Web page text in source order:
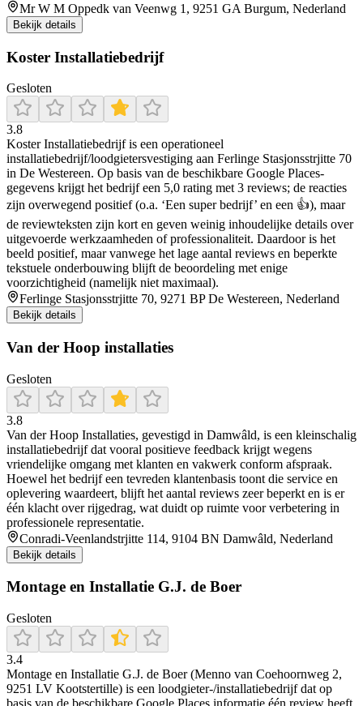
Mr W M Oppedk van Veenwg 1, 9251 GA Burgum, Nederland
Bekijk details
Koster Installatiebedrijf
Gesloten
3.8
Koster Installatiebedrijf is een operationeel
installatiebedrijf/loodgietersvestiging aan Ferlinge Stasjonsstrjitte 70
in De Westereen. Op basis van de beschikbare Google Places-
gegevens krijgt het bedrijf een 5,0 rating met 3 reviews; de reacties
zijn overwegend positief (o.a. ‘Een super bedrijf’ en een 👍), maar
de reviewteksten zijn kort en geven weinig inhoudelijke details over
uitgevoerde werkzaamheden of professionaliteit. Daardoor is het
beeld positief, maar vanwege het lage aantal reviews en beperkte
tekstuele onderbouwing blijft de beoordeling met enige
voorzichtigheid (namelijk niet maximaal).
Ferlinge Stasjonsstrjitte 70, 9271 BP De Westereen, Nederland
Bekijk details
Van der Hoop installaties
Gesloten
3.8
Van der Hoop Installaties, gevestigd in Damwâld, is een kleinschalig
installatiebedrijf dat vooral positieve feedback krijgt wegens
vriendelijke omgang met klanten en vakwerk conform afspraak.
Hoewel het bedrijf een tevreden klantenbasis toont die service en
oplevering waardeert, blijft het aantal reviews zeer beperkt en is er
één klacht over rijgedrag, wat duidt op ruimte voor verbetering in
professionele representatie.
Conradi-Veenlandstrjitte 114, 9104 BN Damwâld, Nederland
Bekijk details
Montage en Installatie G.J. de Boer
Gesloten
3.4
Montage en Installatie G.J. de Boer (Menno van Coehoornweg 2,
9251 LV Kootstertille) is een loodgieter-/installatiebedrijf dat op
basis van de beschikbare Google Places informatie één review heeft